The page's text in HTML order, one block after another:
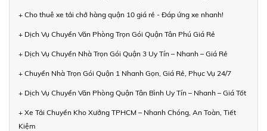
+ Cho thuê xe tải chở hàng quận 10 giá rẻ - Đáp ứng xe nhanh!
+ Dịch Vụ Chuyển Văn Phòng Trọn Gói Quận Tân Phú Giá Rẻ
+ Dịch Vụ Chuyển Nhà Trọn Gói Quận 3 Uy Tín – Nhanh – Giá Rẻ
+ Chuyển Nhà Trọn Gói Quận 1 Nhanh Gọn, Giá Rẻ, Phục Vụ 24/7
+ Dịch Vụ Chuyển Văn Phòng Quận Tân Bình Uy Tín – Nhanh – Giá Tốt
+ Xe Tải Chuyển Kho Xưởng TPHCM – Nhanh Chóng, An Toàn, Tiết
Kiệm